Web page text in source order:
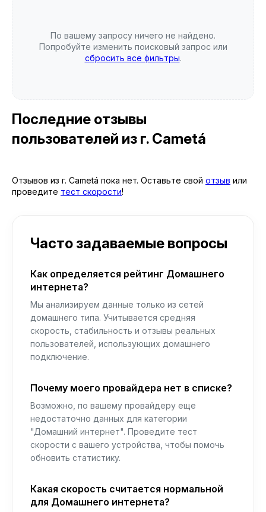
По вашему запросу ничего не найдено.
Попробуйте изменить поисковый запрос или
сбросить все фильтры.
Последние отзывы
пользователей из г. Cametá
Отзывов из г. Cametá пока нет. Оставьте свой отзыв или
проведите тест скорости!
Часто задаваемые вопросы
Как определяется рейтинг Домашнего
интернета?
Мы анализируем данные только из сетей
домашнего типа. Учитывается средняя
скорость, стабильность и отзывы реальных
пользователей, использующих домашнего
подключение.
Почему моего провайдера нет в списке?
Возможно, по вашему провайдеру еще
недостаточно данных для категории
"Домашний интернет". Проведите тест
скорости с вашего устройства, чтобы помочь
обновить статистику.
Какая скорость считается нормальной
для Домашнего интернета?